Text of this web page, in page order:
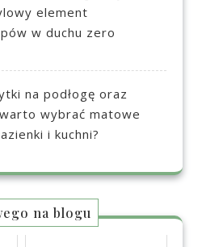
element
w duchu zero
na podłogę oraz
wybrać matowe
i kuchni?
na blogu